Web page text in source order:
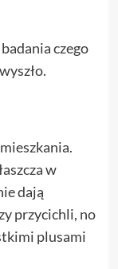
czego
w
dają
przycichli, no
plusami